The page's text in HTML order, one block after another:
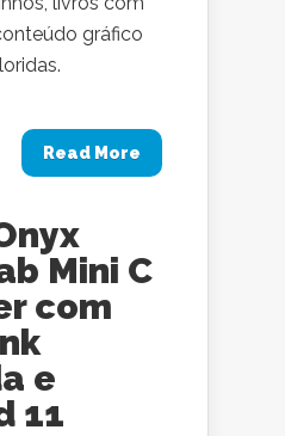
gráfico
Read More
Mini C
com
e
11